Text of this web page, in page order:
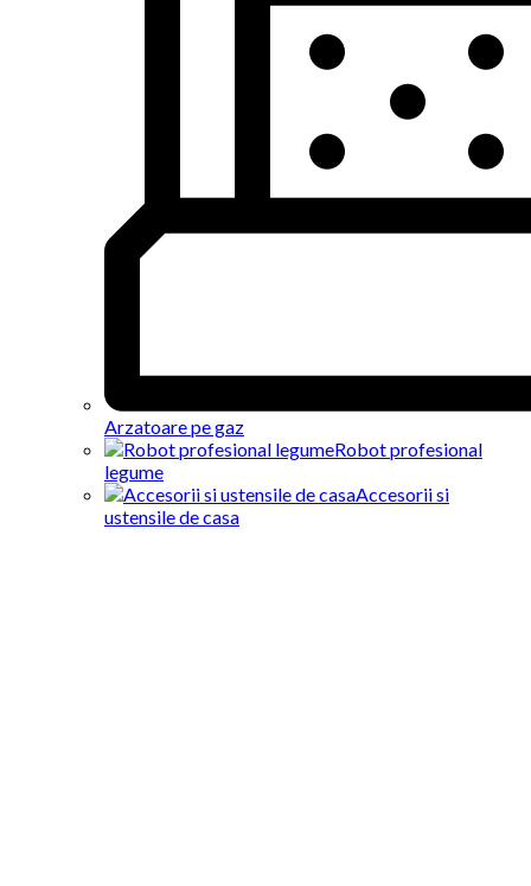
Arzatoare pe gaz
Robot profesional
legume
Accesorii si
ustensile de casa